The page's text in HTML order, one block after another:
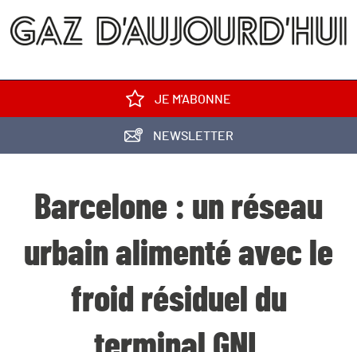
JE M'ABONNE
NEWSLETTER
Barcelone : un réseau
urbain alimenté avec le
froid résiduel du